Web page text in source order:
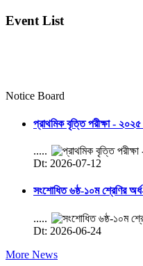
Event List
Notice Board
প্রাথমিক বৃত্তি পরীক্ষা -
.....
Dt: 2026-07-12
সংশোধিত ৬ষ্ঠ-১০ম শ্রেণির
.....
Dt: 2026-06-24
More News